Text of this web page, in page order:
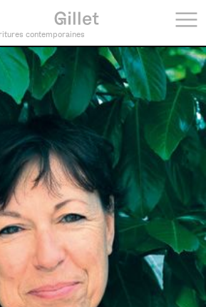
contemporaines